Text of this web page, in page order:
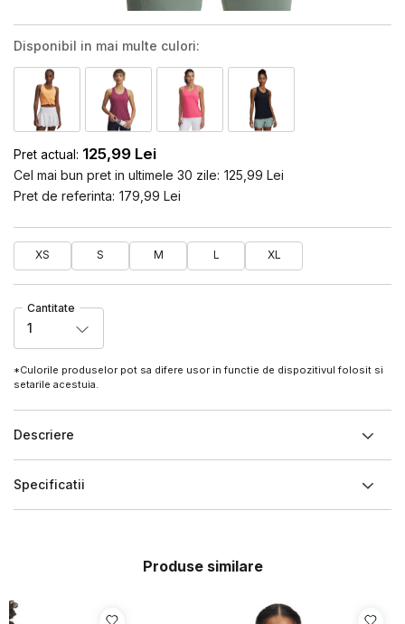
Disponibil in mai multe culori:
Pret actual: 125,99 Lei
Cel mai bun pret in ultimele 30 zile: 125,99 Lei
Pret de referinta: 179,99 Lei
XS S M L XL
Cantitate
1
*Culorile produselor pot sa difere usor in functie de dispozitivul folosit si
setarile acestuia.
Descriere
Specificatii
Produse similare